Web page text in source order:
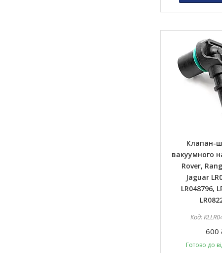
Клапан-
вакуумного
Rover,
Jaguar
LR048796,
600
Готово до